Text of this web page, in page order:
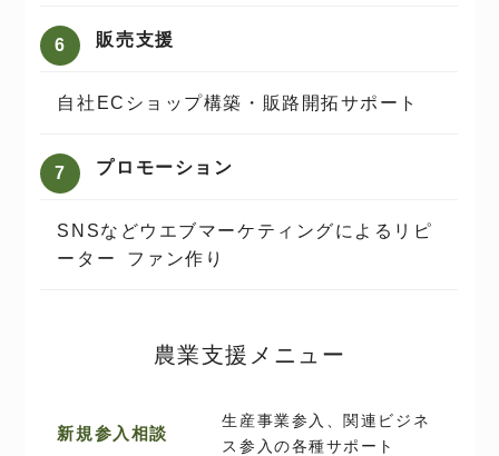
販売⽀援
⾃社ECショップ構築・販路開拓サポート
プロモーション
SNSなどウエブマーケティングによるリピ
ーター ファン作り
農業支援メニュー
新規参入相談
生産事業参入、関連ビジネ
ス参入の各種サポート